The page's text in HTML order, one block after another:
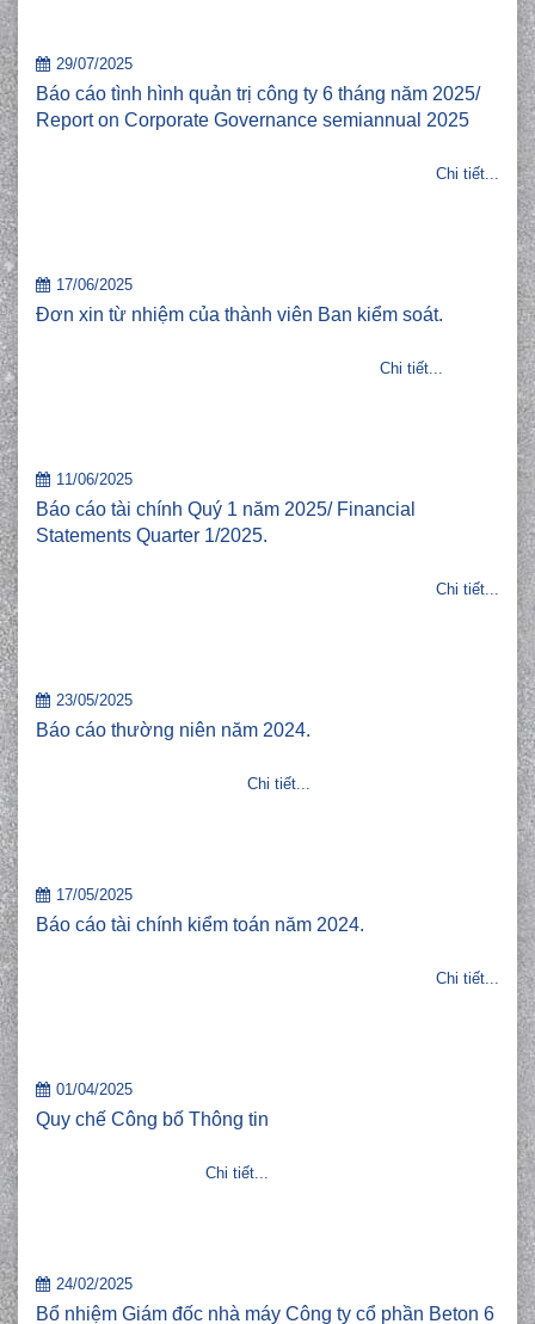
29/07/2025
Báo cáo tình hình quản trị công ty 6 tháng năm 2025/
Report on Corporate Governance semiannual 2025
Chi tiết...
17/06/2025
Đơn xin từ nhiệm của thành viên Ban kiểm soát.
Chi tiết...
11/06/2025
Báo cáo tài chính Quý 1 năm 2025/ Financial
Statements Quarter 1/2025.
Chi tiết...
23/05/2025
Báo cáo thường niên năm 2024.
Chi tiết...
17/05/2025
Báo cáo tài chính kiểm toán năm 2024.
Chi tiết...
01/04/2025
Quy chế Công bố Thông tin
Chi tiết...
24/02/2025
Bổ nhiệm Giám đốc nhà máy Công ty cổ phần Beton 6